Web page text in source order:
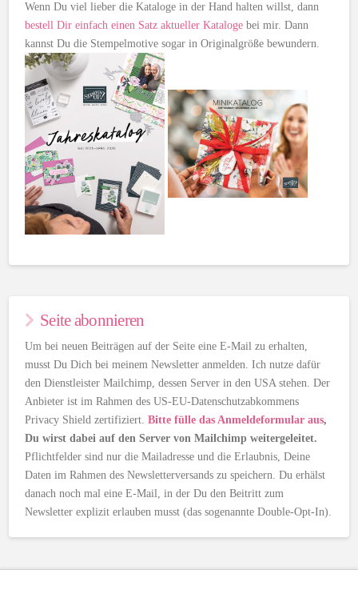
Wenn Du viel lieber die Kataloge in der Hand halten willst, dann
bestell Dir einfach einen Satz aktueller Kataloge bei mir. Dann
kannst Du die Stempelmotive sogar in Originalgröße bewundern.
Seite abonnieren
Um bei neuen Beiträgen auf der Seite eine E-Mail zu erhalten,
musst Du Dich bei meinem Newsletter anmelden. Ich nutze dafür
den Dienstleister Mailchimp, dessen Server in den USA stehen. Der
Anbieter ist im Rahmen des US-EU-Datenschutzabkommens
Privacy Shield zertifiziert.Bitte fülle das Anmeldeformular aus,
Du wirst dabei auf den Server von Mailchimp weitergeleitet.
Pflichtfelder sind nur die Mailadresse und die Erlaubnis, Deine
Daten im Rahmen des Newsletterversands zu speichern. Du erhälst
danach noch mal eine E-Mail, in der Du den Beitritt zum
Newsletter explizit erlauben musst (das sogenannte Double-Opt-In).